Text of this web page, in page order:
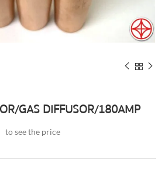
GAS DIFFUSOR/180AMP
to see the price